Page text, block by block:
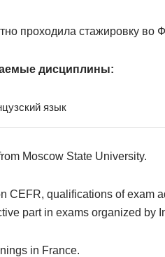
проходила стажировку во
дисциплины:
язык
Moscow State University.
CEFR, qualifications of exam
part in exams organized by
in France.